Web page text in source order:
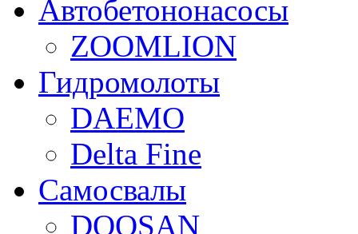
Автобетононасосы
ZOOMLION
Гидромолоты
DAEMO
Delta Fine
Самосвалы
DOOSAN